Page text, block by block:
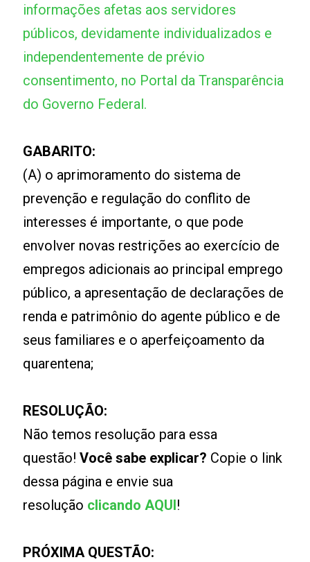
informações afetas aos servidores
públicos, devidamente individualizados e
independentemente de prévio
consentimento, no Portal da Transparência
do Governo Federal.
GABARITO:
(A) o aprimoramento do sistema de
prevenção e regulação do conflito de
interesses é importante, o que pode
envolver novas restrições ao exercício de
empregos adicionais ao principal emprego
público, a apresentação de declarações de
renda e patrimônio do agente público e de
seus familiares e o aperfeiçoamento da
quarentena;
RESOLUÇÃO:
Não temos resolução para essa
questão!Você sabe explicar? Copie o link
dessa página e envie sua
resolução clicando AQUI!
PRÓXIMA QUESTÃO: